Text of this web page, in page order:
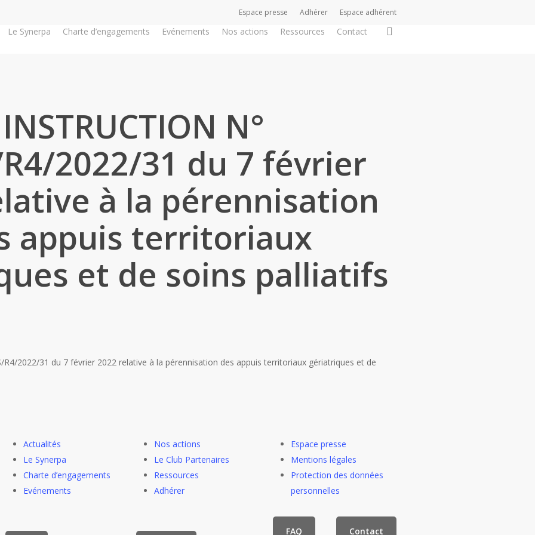
Espace presse Adhérer Espace adhérent
Le Synerpa Charte d’engagements Evénements Nos actions Ressources Contact
INSTRUCTION N°
R4/2022/31 du 7 février
à la pérennisation
appuis territoriaux
et de soins palliatifs
R4/2022/31 du 7 février 2022 relative à la pérennisation des appuis territoriaux gériatriques et de
Actualités
Le Synerpa
Charte d’engagements
Evénements
Nos actions
Le Club Partenaires
Ressources
Adhérer
Espace presse
Mentions légales
Protection des données
personnelles
FAQ Contact